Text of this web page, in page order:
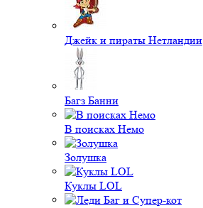
Джейк и пираты Нетландии
Багз Банни
В поисках Немо
Золушка
Куклы LOL